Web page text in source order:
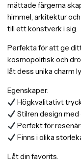
mättade färgerna
himmel, arkitektur
till ett konstverk i sig.
Perfekta för att ge
kosmopolitisk och
låt dess unika charm
Egenskaper:
Högkvalitativt
Stilren design
Perfekt för
Finns i olika
Låt din favorits.